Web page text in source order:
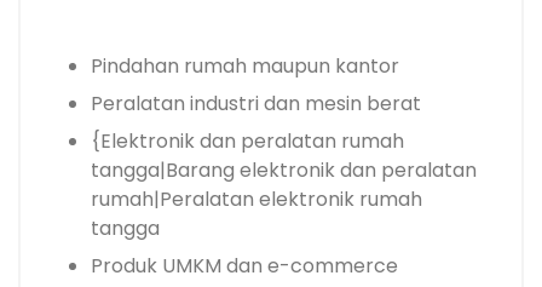
Pindahan rumah maupun kantor
Peralatan industri dan mesin berat
{Elektronik dan peralatan rumah
tangga|Barang elektronik dan peralatan
rumah|Peralatan elektronik rumah
tangga
Produk UMKM dan e-commerce